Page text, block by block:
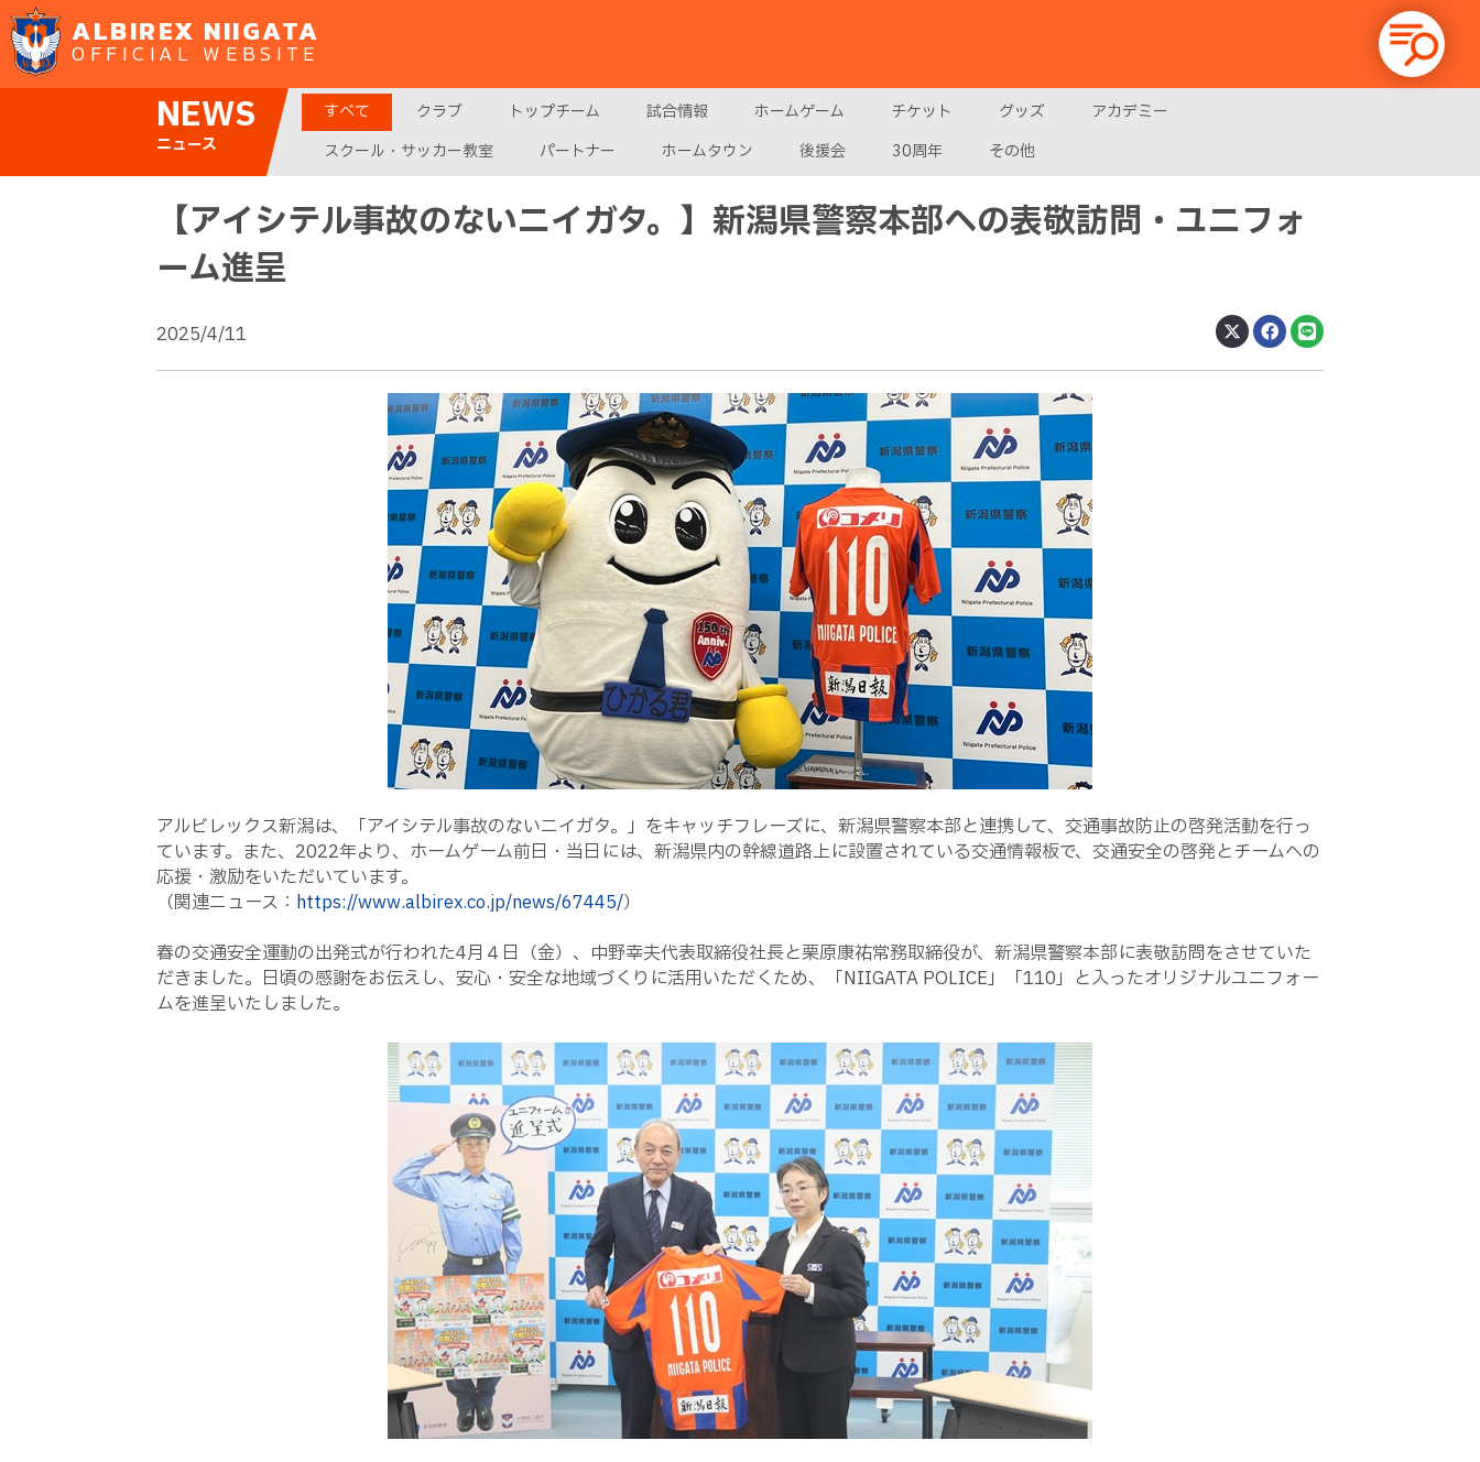
ALBIREX NIIGATA
OFFICIAL WEBSITE
NEWS
ニュース
すべて クラブ トップチーム 試合情報 ホームゲーム チケット グッズ
アカデミー
スクール・サッカー教室
パートナー ホームタウン 後援会 30周年 その他
【アイシテル事故のないニイガタ。】新潟県警察本部への表敬訪問・ユニフォ
ーム進呈
2025/4/11
アルビレックス新潟は、「アイシテル事故のないニイガタ。」をキャッチフレーズに、新潟県警察本部と連携して、交通事故防止の啓発活動を行っ
ています。また、2022年より、ホームゲーム前日・当日には、新潟県内の幹線道路上に設置されている交通情報板で、交通安全の啓発とチームへの
応援・激励をいただいています。
（関連ニュース： https://www.albirex.co.jp/news/67445/）
春の交通安全運動の出発式が行われた4月４日（金）、中野幸夫代表取締役社長と栗原康祐常務取締役が、新潟県警察本部に表敬訪問をさせていた
だきました。日頃の感謝をお伝えし、安心・安全な地域づくりに活用いただくため、「NIIGATA POLICE」「110」と入ったオリジナルユニフォー
ムを進呈いたしました。